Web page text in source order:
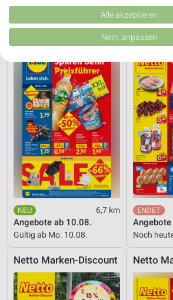
Noch
6,7 km
Angebote ab 10.08.
Gültig ab Mo. 10.08.
Netto
Noch
Netto Marken-Discount Netto
Kombinationen von Daten aus verschiedenen
Verbesserung der Angebote. Verwendung
von Inhalten.
Daten können außerhalb der Europäischen Union
USA gesendet werden.
Website/App.
Partnerliste anzeigen (1 IAB-Anbieter)
Wir nutzen Ihre Daten für folgende Zwecke:
IAB-Verarbeitungszwecke:
Speichern von oder Zugriff auf
auf einem Endgerät
Verwendung reduzierter Daten zur
Werbeanzeigen
Erstellung von Profilen für
Werbung
Verwendung von Profilen zur Auswahl
personalisierter Werbung
Erstellung von Profilen zur
von Inhalten
Alle akzeptieren
Nein, anpassen